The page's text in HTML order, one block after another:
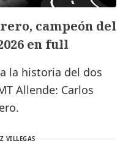
campeón del
en full
la historia del dos
Allende: Carlos
VILLEGAS